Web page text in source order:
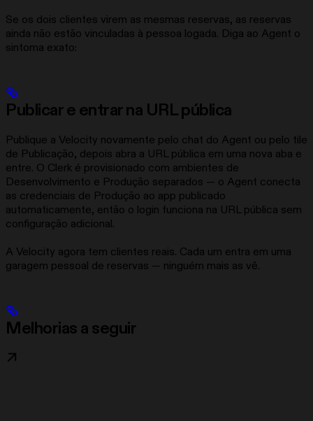
Se os dois clientes virem as mesmas reservas, as reservas
ainda não estão vinculadas à pessoa logada. Diga ao Agent o
sintoma exato:
Publicar e entrar na URL pública
Publique a Velocity novamente pelo chat do Agent ou pelo tile
de Publicação, depois abra a URL pública em uma nova aba e
entre. O Clerk é provisionado com ambientes de
Desenvolvimento e Produção separados — o Agent conecta
as credenciais de Produção ao app publicado
automaticamente, então o login funciona na URL pública sem
configuração adicional.
A Velocity agora tem clientes reais. Cada um entra em uma
garagem pessoal de reservas — ninguém mais as vê.
Melhorias a seguir